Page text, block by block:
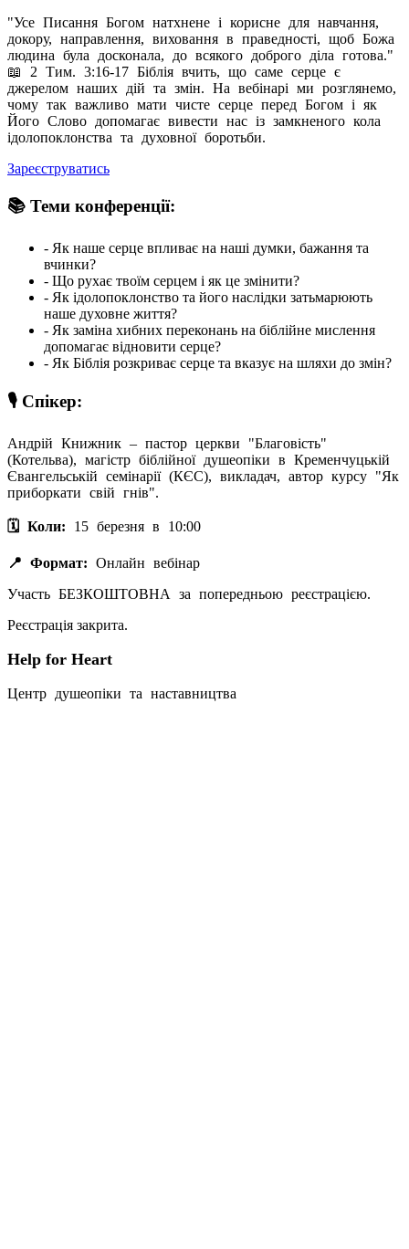
"Усе Писання Богом натхнене і корисне для навчання,
докору, направлення, виховання в праведності, щоб Божа
людина була досконала, до всякого доброго діла готова."
📖 2 Тим. 3:16-17 Біблія вчить, що саме серце є
джерелом наших дій та змін. На вебінарі ми розглянемо,
чому так важливо мати чисте серце перед Богом і як
Його Слово допомагає вивести нас із замкненого кола
ідолопоклонства та духовної боротьби.
Зареєструватись
📚 Теми конференції:
- Як наше серце впливає на наші думки, бажання та
вчинки?
- Що рухає твоїм серцем і як це змінити?
- Як ідолопоклонство та його наслідки затьмарюють
наше духовне життя?
- Як заміна хибних переконань на біблійне мислення
допомагає відновити серце?
- Як Біблія розкриває серце та вказує на шляхи до змін?
🎙 Спікер:
Андрій Книжник – пастор церкви "Благовість"
(Котельва), магістр біблійної душеопіки в Кременчуцькій
Євангельській семінарії (КЄС), викладач, автор курсу "Як
приборкати свій гнів".
🗓 Коли: 15 березня в 10:00
📍 Формат: Онлайн вебінар
Участь БЕЗКОШТОВНА
за попередньою реєстрацією.
Реєстрація закрита.
Help for Heart
Центр душеопіки та наставництва